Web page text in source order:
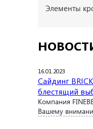
Элементы
16.01.2023
Сайдинг
блестящий
Компания
Вашему